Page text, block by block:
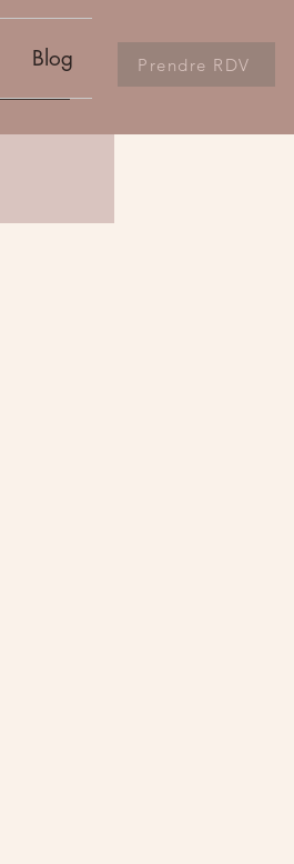
Blog Prendre RDV